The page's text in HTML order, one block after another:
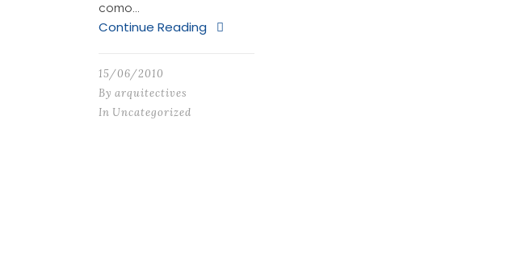
como...
Continue Reading
15/06/2010
By arquitectives
In Uncategorized